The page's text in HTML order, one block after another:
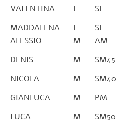
VALENTINA F
SF
MADDALENA F
SF
ALESSIO M
AM
DENIS M
SM45
NICOLA M
SM40
GIANLUCA M
PM
LUCA M
SM50